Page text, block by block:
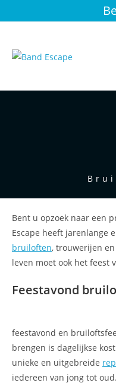
naar
Bent u opzoek naar een
Escape heeft jarenlange
bruiloften, trouwerijen en
leven moet ook het feest
Feestavond
feestavond en
brengen is dagelijkse
unieke en uitgebreide
iedereen van jong tot